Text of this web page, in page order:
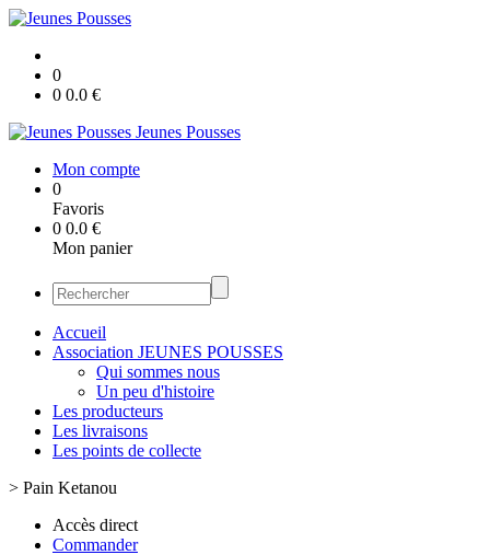
0
0 0.0 €
Jeunes Pousses
Mon compte
0
Favoris
0 0.0 €
Mon panier
Accueil
Association JEUNES POUSSES
Qui sommes nous
Un peu d'histoire
Les producteurs
Les livraisons
Les points de collecte
> Pain Ketanou
Accès direct
Commander